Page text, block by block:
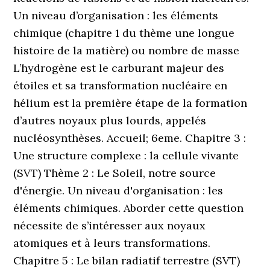
Un niveau d’organisation : les éléments
chimique (chapitre 1 du thème une longue
histoire de la matière) ou nombre de masse
L’hydrogène est le carburant majeur des
étoiles et sa transformation nucléaire en
hélium est la première étape de la formation
d’autres noyaux plus lourds, appelés
nucléosynthèses. Accueil; 6eme. Chapitre 3 :
Une structure complexe : la cellule vivante
(SVT) Thème 2 : Le Soleil, notre source
d'énergie. Un niveau d'organisation : les
éléments chimiques. Aborder cette question
nécessite de s’intéresser aux noyaux
atomiques et à leurs transformations.
Chapitre 5 : Le bilan radiatif terrestre (SVT)